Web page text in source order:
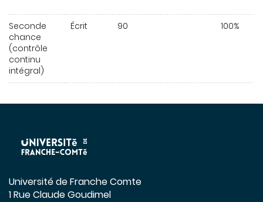
Seconde
chance
(contrôle
continu
intégral)
Écrit 90 100%
Université de Franche Comte
1 Rue Claude Goudimel